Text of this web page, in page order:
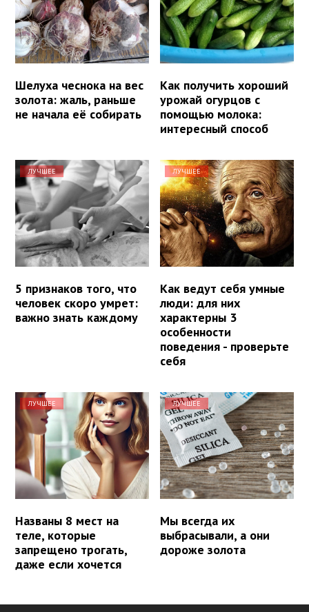
Шелуха чеснока на вес
золота: жаль, раньше
не начала её собирать
Как получить хороший
урожай огурцов с
помощью молока:
интересный способ
ЛУЧШЕЕ
5 признаков того, что
человек скоро умрет:
важно знать каждому
ЛУЧШЕЕ
Как ведут себя умные
люди: для них
характерны 3
особенности
поведения - проверьте
себя
ЛУЧШЕЕ
Названы 8 мест на
теле, которые
запрещено трогать,
даже если хочется
ЛУЧШЕЕ
Мы всегда их
выбрасывали, а они
дороже золота